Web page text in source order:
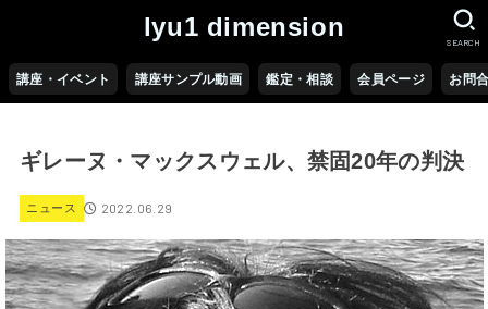
lyu1 dimension
講座・イベント 講座サンプル動画 鑑定・相談 会員ページ お問
SEARCH
ギレーヌ・マックスウェル、禁固20年の判決
ニュース 2022.06.29